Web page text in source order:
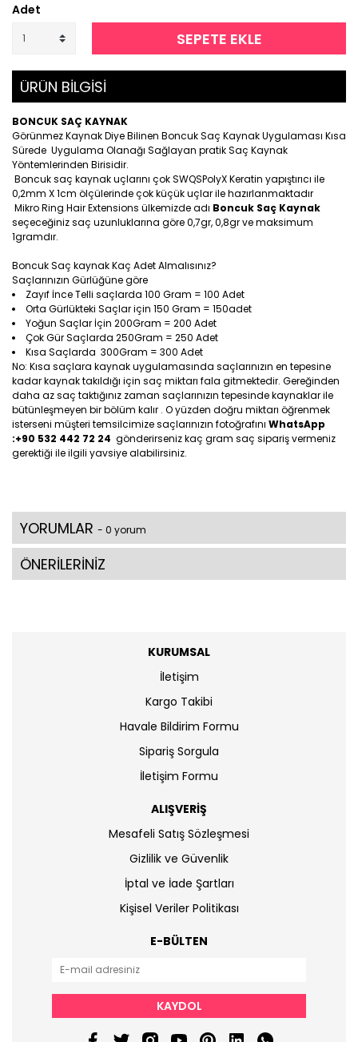
Adet
SEPETE EKLE
ÜRÜN BİLGİSİ
BONCUK SAÇ KAYNAK
Görünmez Kaynak Diye Bilinen Boncuk Saç Kaynak Uygulaması Kısa
Sürede Uygulama Olanağı Sağlayan pratik Saç Kaynak
Yöntemlerinden Birisidir.
Boncuk saç kaynak uçlarını çok SWQSPolyX Keratin yapıştırıcı ile
0,2mm X 1cm ölçülerinde çok küçük uçlar ile hazırlanmaktadır
Mikro Ring Hair Extensions ülkemizde adı Boncuk Saç Kaynak
seçeceğiniz saç uzunluklarına göre 0,7gr, 0,8gr ve maksimum
1gramdır.
Boncuk Saç kaynak Kaç Adet Almalısınız?
Saçlarınızın Gürlüğüne göre
Zayıf İnce Telli saçlarda 100 Gram = 100 Adet
Orta Gürlükteki Saçlar için 150 Gram = 150adet
Yoğun Saçlar İçin 200Gram = 200 Adet
Çok Gür Saçlarda 250Gram = 250 Adet
Kısa Saçlarda 300Gram = 300 Adet
No: Kısa saçlara kaynak uygulamasında saçlarınızın en tepesine
kadar kaynak takıldığı için saç miktarı fala gitmektedir. Gereğinden
daha az saç taktığınız zaman saçlarınızın tepesinde kaynaklar ile
bütünleşmeyen bir bölüm kalır . O yüzden doğru miktarı öğrenmek
isterseni müşteri temsilcimize saçlarınızın fotoğrafını WhatsApp
:+90 532 442 72 24 gönderirseniz kaç gram saç sipariş vermeniz
gerektiği ile ilgili yavsiye alabilirsiniz.
YORUMLAR - 0 yorum
ÖNERİLERİNİZ
KURUMSAL
İletişim
Kargo Takibi
Havale Bildirim Formu
Sipariş Sorgula
İletişim Formu
ALIŞVERİŞ
Mesafeli Satış Sözleşmesi
Gizlilik ve Güvenlik
İptal ve İade Şartları
Kişisel Veriler Politikası
E-BÜLTEN
KAYDOL